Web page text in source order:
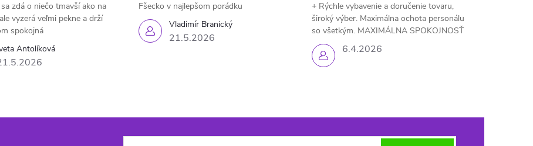
Antolíková
zdá o niečo tmavší ako na
vyzerá veľmi pekne a drží
spokojná
Vladimír Branický
21.5.2026
Fšecko v najlepšom porádku
6.4.2026
+ Rýchle vybavenie a doručenie tovaru,
široký výber. Maximálna ochota personálu
so všetkým. MAXIMÁLNA SPOKOJNOSŤ